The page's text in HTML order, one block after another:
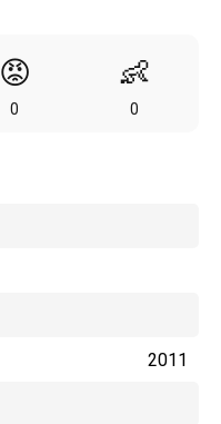
😡
0
👶
0
2011